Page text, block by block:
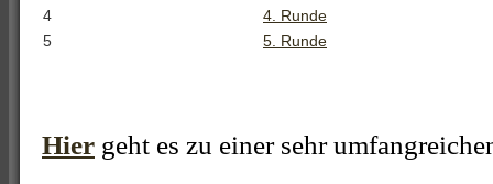
4
4. Runde
5
5. Runde
Hier geht es zu einer sehr